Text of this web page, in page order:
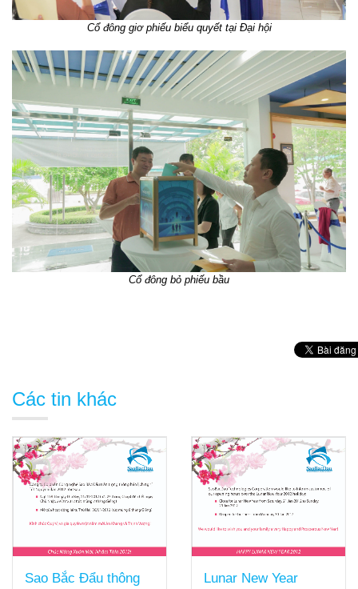
Cổ đông giơ phiếu biểu quyết tại Đại hội
Cổ đông bỏ phiếu bầu
Các tin khác
Lunar New Year
Thông báo tạm ứng
cổ tức năm 2011